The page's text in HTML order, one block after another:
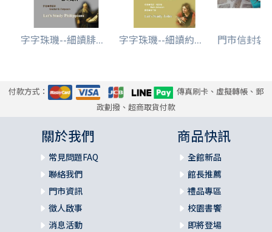
字字珠璣--細讀腓... 字字珠璣--細讀約... 門市信封袋
付款方式：
傳真刷卡、虛擬轉帳、郵
政劃撥、超商取貨付款
關於我們
常見問題FAQ
聯絡我們
門市資訊
徵人啟事
消息活動
商品快訊
全館新品
館長推薦
禮品專區
校園書饗
即將登場